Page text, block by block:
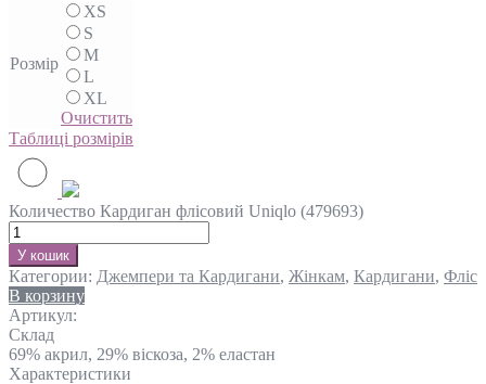
Розмір
XS
S
M
L
XL
Очистить
Таблиці розмірів
Количество Кардиган флісовий Uniqlo (479693)
У кошик
Категории: Джемпери та Кардигани, Жінкам, Кардигани, Фліс
В корзину
Артикул:
Склад
69% акрил, 29% віскоза, 2% еластан
Характеристики